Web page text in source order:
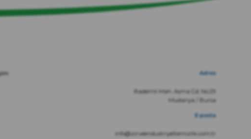
Adres
Bademli Mah. Asma Cd. No:29
Mudanya / Bursa
E-posta
info@zirveendustriyeltemizlik.com.tr